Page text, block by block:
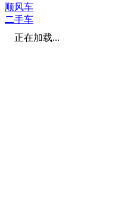
顺风车
二手车
正在加载...